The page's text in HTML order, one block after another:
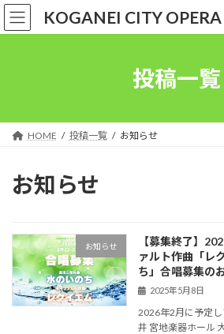
コ
ン
ナ
ビ
KOGANEI CITY
投稿一覧
HOME 投稿一覧 お知らせ
お知らせ
お知らせ
【募集終了】
ァルト作曲「レ
ち」合唱募集の
2025年5月8日
2026年2月に予定
井 宮地楽器ホール